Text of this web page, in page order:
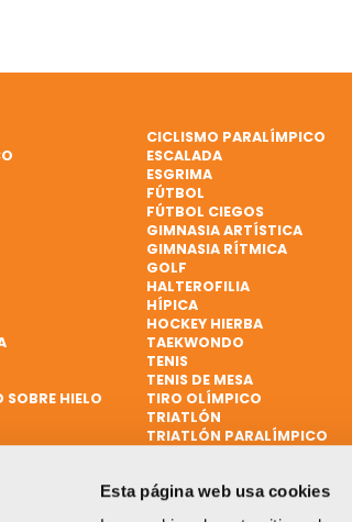
Esta página web usa cookies
CICLISMO PARALÍMPICO
ESCALADA
ESGRIMA
FÚTBOL
FÚTBOL CIEGOS
GIMNASIA ARTÍSTICA
GIMNASIA RÍTMICA
GOLF
HALTEROFILIA
HÍPICA
HOCKEY HIERBA
SOBRE HIELO
TAEKWONDO
TENIS
TENIS DE MESA
TIRO OLÍMPICO
TRIATLÓN
TRIATLÓN PARALÍMPICO
VELA PARALÍMPICA